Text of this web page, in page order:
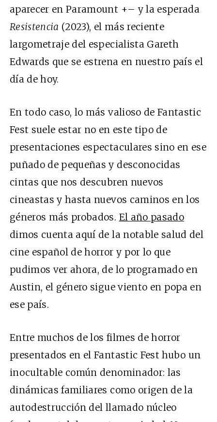
aparecer en Paramount +– y la esperada
Resistencia (2023), el más reciente
largometraje del especialista Gareth
Edwards que se estrena en nuestro país el
día de hoy.
En todo caso, lo más valioso de Fantastic
Fest suele estar no en este tipo de
presentaciones espectaculares sino en ese
puñado de pequeñas y desconocidas
cintas que nos descubren nuevos
cineastas y hasta nuevos caminos en los
géneros más probados. El año pasado
dimos cuenta aquí de la notable salud del
cine español de horror y por lo que
pudimos ver ahora, de lo programado en
Austin, el género sigue viento en popa en
ese país.
Entre muchos de los filmes de horror
presentados en el Fantastic Fest hubo un
inocultable común denominador: las
dinámicas familiares como origen de la
autodestrucción del llamado núcleo